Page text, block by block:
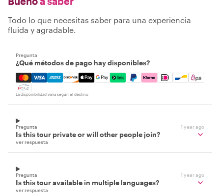
Todo lo que necesitas saber para una experiencia
fluida y agradable.
Pregunta
¿Qué métodos de pago hay disponibles?
Mastercard, Visa, Amex, Discover, Apple Pay, Google
La disponibilidad varía según el destino
Pregunta 1 year ago
Is this tour private or will other people join?
ver respuesta
Pregunta 1 year ago
Is this tour available in multiple languages?
ver respuesta